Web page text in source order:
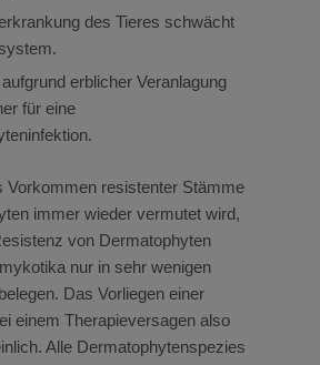
des Tieres schwächt
erblicher Veranlagung
für eine
Vorkommen resistenter Stämme
immer wieder vermutet wird,
von Dermatophyten
nur in sehr wenigen
Das Vorliegen einer
einem Therapieversagen also
Alle Dermatophytenspezies